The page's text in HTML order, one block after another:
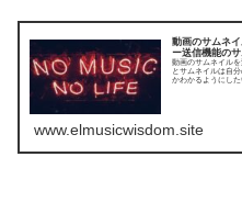
動画のサムネ
ー送信機能の
動画のサムネイル
とサムネイルは自
かわかるようにし
www.elmusicwisdom.site